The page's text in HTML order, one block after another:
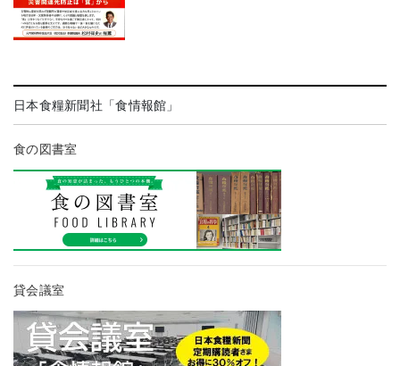
日本食糧新聞社「食情報館」
食の図書室
貸会議室